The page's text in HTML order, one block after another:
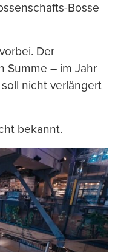
Bosse
Der
Summe – im Jahr
nicht verlängert
bekannt.